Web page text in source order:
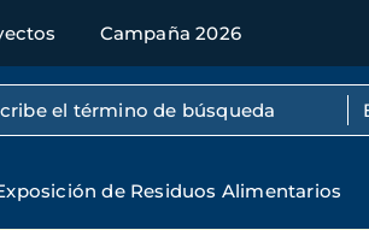
Campaña 2026
por texto completo
de Residuos Alimentarios